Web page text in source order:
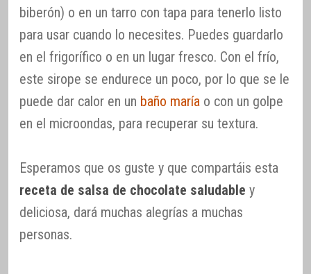
biberón) o en un tarro con tapa para tenerlo listo
para usar cuando lo necesites. Puedes guardarlo
en el frigorífico o en un lugar fresco. Con el frío,
este sirope se endurece un poco, por lo que se le
puede dar calor en un baño maría o con un golpe
en el microondas, para recuperar su textura.
Esperamos que os guste y que compartáis esta
receta de salsa de chocolate saludable y
deliciosa, dará muchas alegrías a muchas
personas.